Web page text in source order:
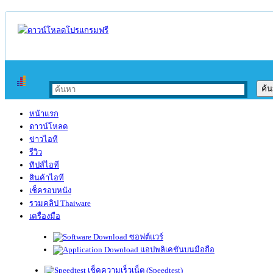
หน้าแรก
ดาวน์โหลด
ข่าวไอที
รีวิว
ทิปส์ไอที
สินค้าไอที
เช็ครอบหนัง
รวมคลิป Thaiware
เครื่องมือ
ซอฟต์แวร์
แอปพลิเคชันบนมือถือ
เช็คความเร็วเน็ต (Speedtest)